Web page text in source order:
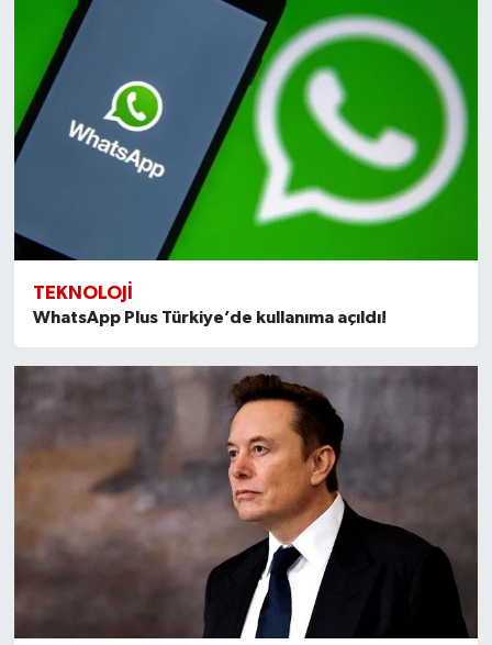
TEKNOLOJI
WhatsApp Plus Türkiye’de kullanıma açıldı!